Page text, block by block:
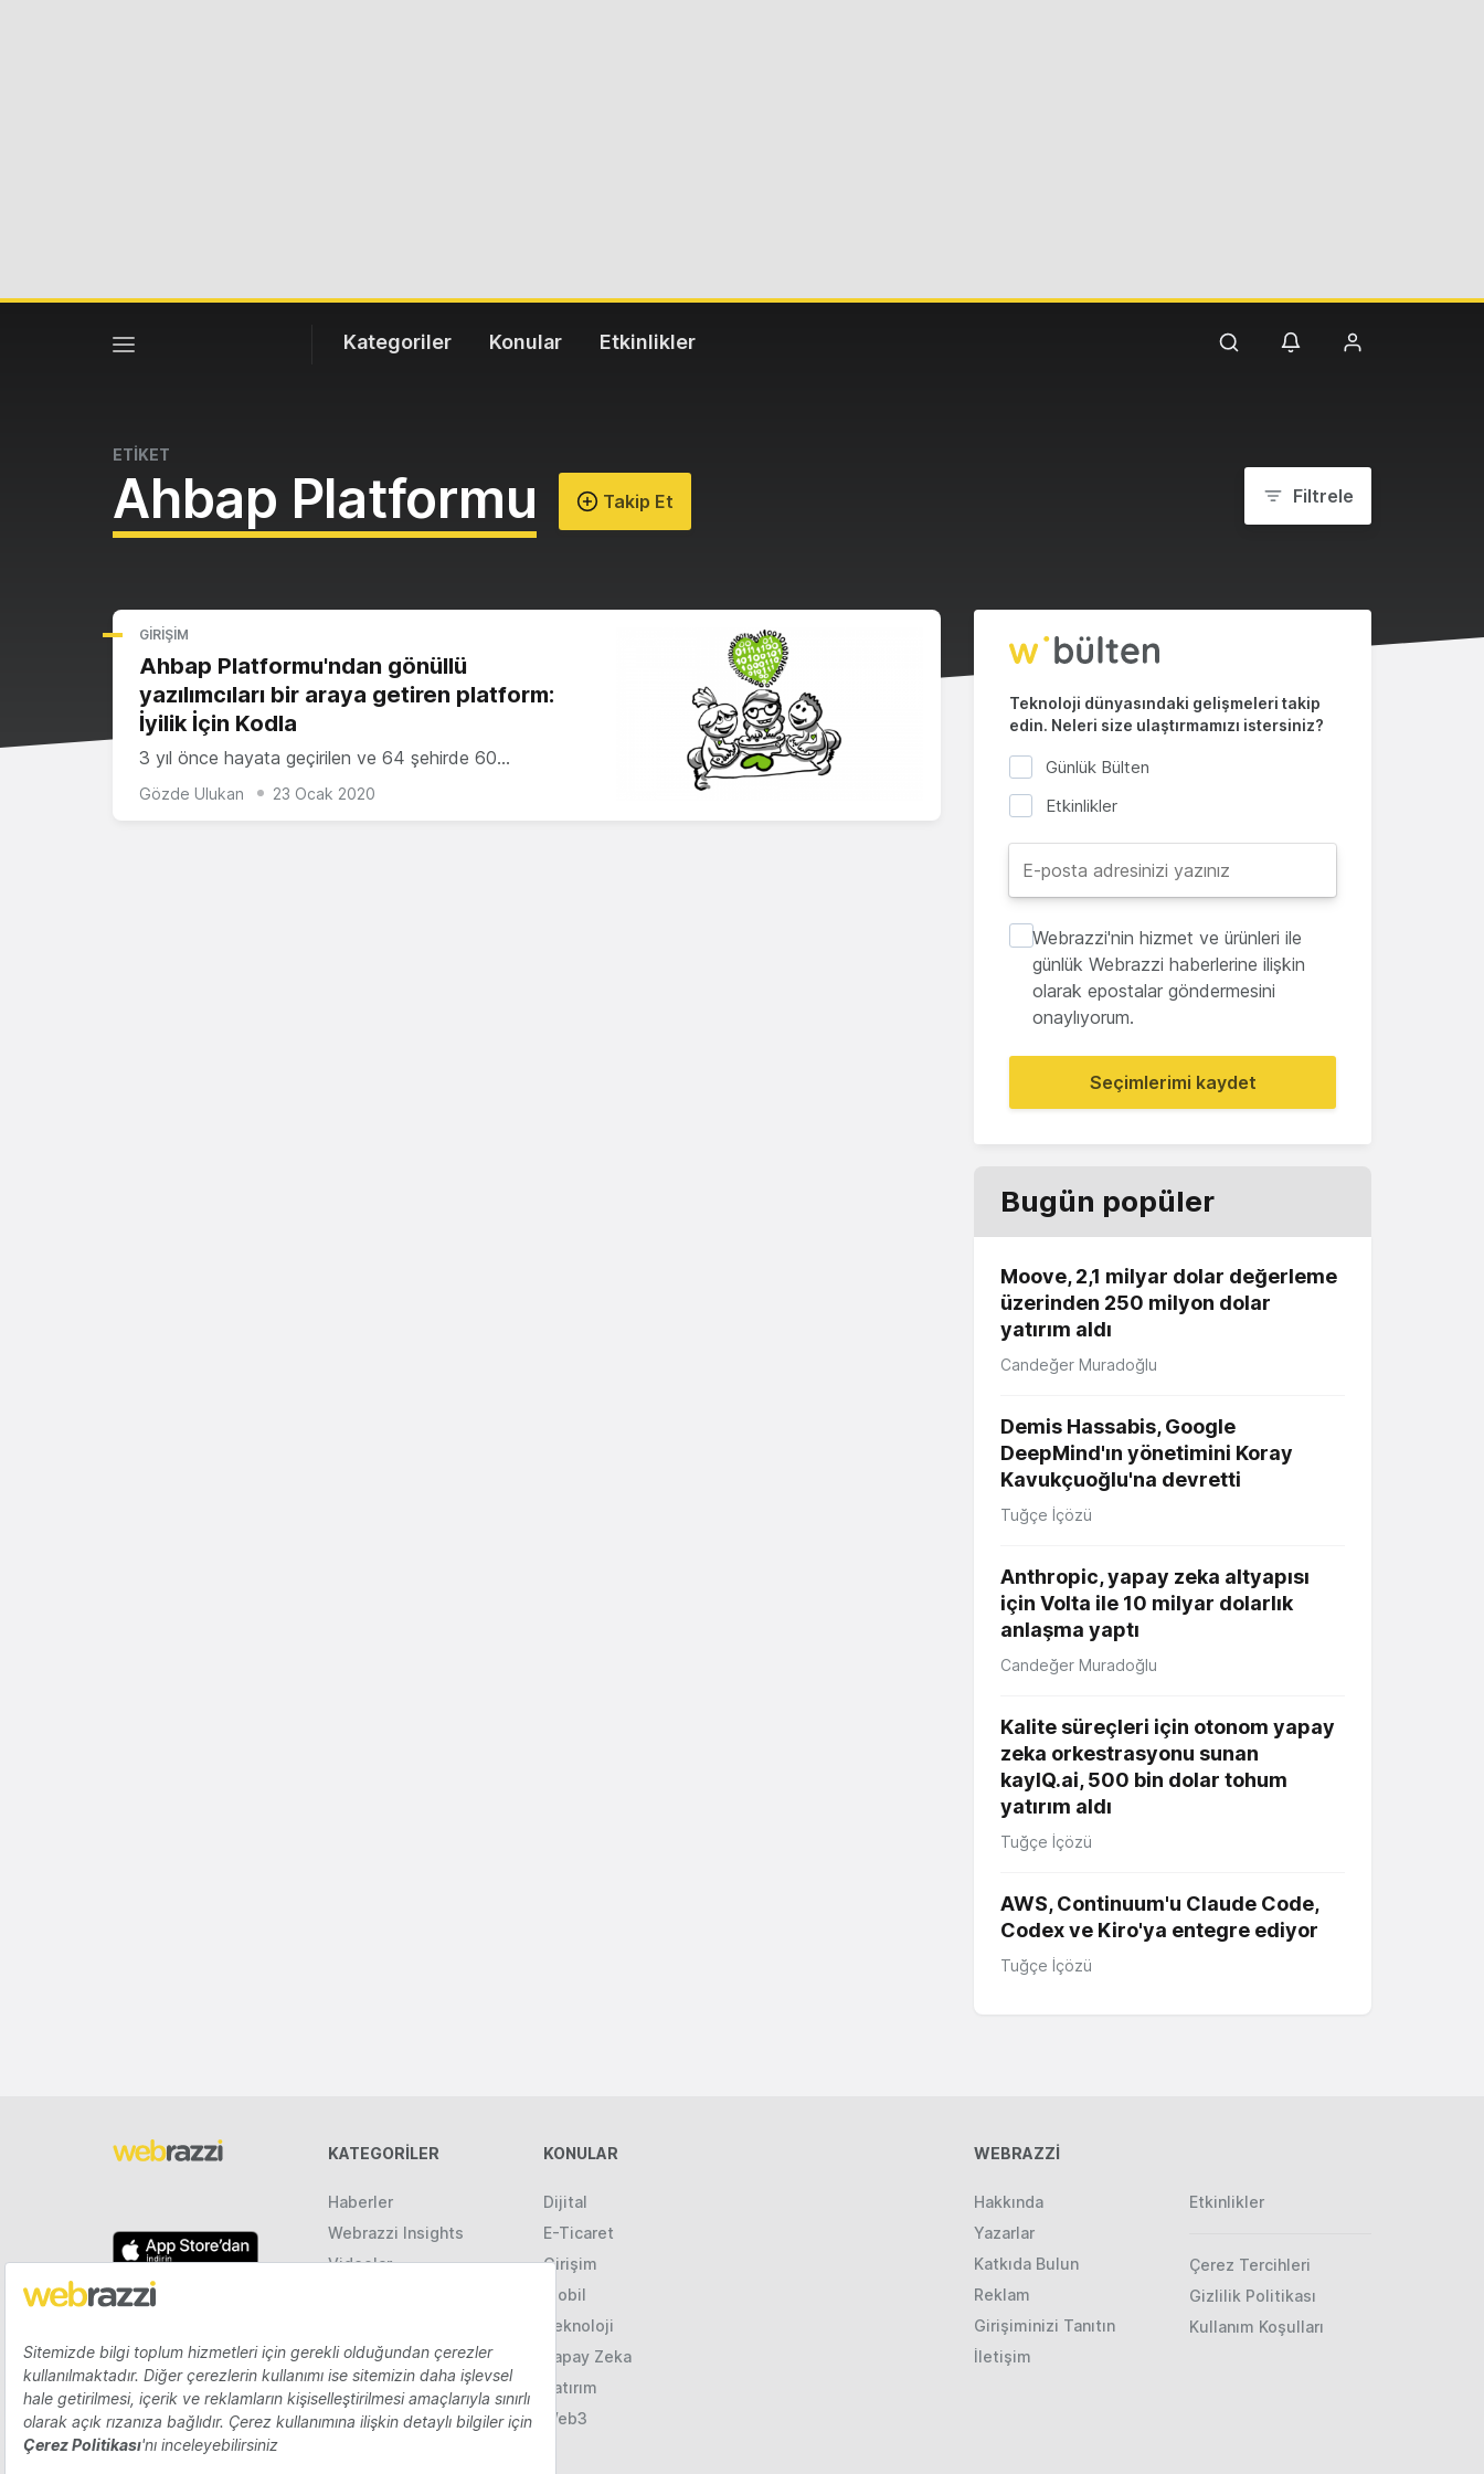
Kategoriler Konular Etkinlikler
ETİKET
Ahbap Platformu Takip Et Filtrele
GIRIŞIM
Ahbap Platformu'ndan gönüllü
yazılımcıları bir araya getiren platform:
İyilik İçin Kodla
3 yıl önce hayata geçirilen ve 64 şehirde 60…
Gözde Ulukan 23 Ocak 2020
Teknoloji dünyasındaki gelişmeleri takip
edin. Neleri size ulaştırmamızı istersiniz?
Günlük Bülten
Etkinlikler
Webrazzi'nin hizmet ve ürünleri ile
günlük Webrazzi haberlerine ilişkin
olarak epostalar göndermesini
onaylıyorum.
Seçimlerimi kaydet
Bugün popüler
Moove, 2,1 milyar dolar değerleme
üzerinden 250 milyon dolar
yatırım aldı
Candeğer Muradoğlu
Demis Hassabis, Google
DeepMind'ın yönetimini Koray
Kavukçuoğlu'na devretti
Tuğçe İçözü
Anthropic, yapay zeka altyapısı
için Volta ile 10 milyar dolarlık
anlaşma yaptı
Candeğer Muradoğlu
Kalite süreçleri için otonom yapay
zeka orkestrasyonu sunan
kayIQ.ai, 500 bin dolar tohum
yatırım aldı
Tuğçe İçözü
AWS, Continuum'u Claude Code,
Codex ve Kiro'ya entegre ediyor
Tuğçe İçözü
KATEGORILER
Haberler
Webrazzi Insights
Videolar
KONULAR
Dijital
E-Ticaret
Girişim
Mobil
Teknoloji
Yapay Zeka
Yatırım
Web3
WEBRAZZİ
Hakkında
Yazarlar
Katkıda Bulun
Reklam
Girişiminizi Tanıtın
İletişim
Etkinlikler
Çerez Tercihleri
Gizlilik Politikası
Kullanım Koşulları